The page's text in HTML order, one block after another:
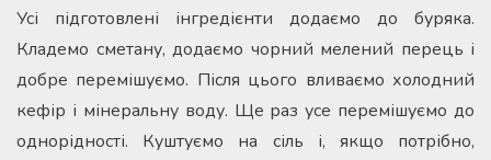
Усі підготовлені інгредієнти додаємо до буряка.
Кладемо сметану, додаємо чорний мелений перець і
добре перемішуємо. Після цього вливаємо холодний
кефір і мінеральну воду. Ще раз усе перемішуємо до
однорідності. Куштуємо на сіль і, якщо потрібно,